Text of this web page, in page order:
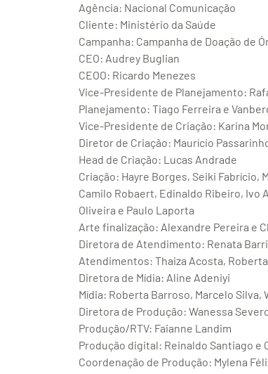
Agência: Nacional Comunicação
Cliente: Ministério da Saúde
Campanha: Campanha de Doação de
CEO: Audrey Buglian
CEOO: Ricardo Menezes
Vice-Presidente de Planejamento:
Planejamento: Tiago Ferreira e
Vice-Presidente de Criação: Karina
Diretor de Criação: Maurício
Head de Criação: Lucas Andrade
Criação: Hayre Borges, Seiki Fabrício,
Camilo Robaert, Edinaldo Ribeiro, Ivo
Oliveira e Paulo Laporta
Arte finalização: Alexandre Pereira e
Diretora de Atendimento: Renata
Atendimentos: Thaiza Acosta,
Diretora de Mídia: Aline Adeniyi
Mídia: Roberta Barroso, Marcelo
Diretora de Produção: Wanessa
Produção/RTV: Faianne Landim
Produção digital: Reinaldo Santiago e
Coordenação de Produção: Mylena